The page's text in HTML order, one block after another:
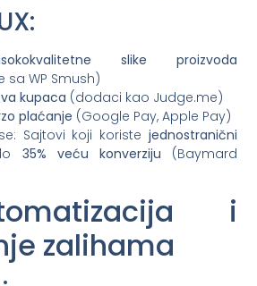
slike proizvoda
WP Smush)
kupaca (dodaci kao Judge.me)
plaćanje (Google Pay, Apple Pay)
Sajtovi koji koriste jednostranični
35% veću konverziju (Baymard
i
zalihama